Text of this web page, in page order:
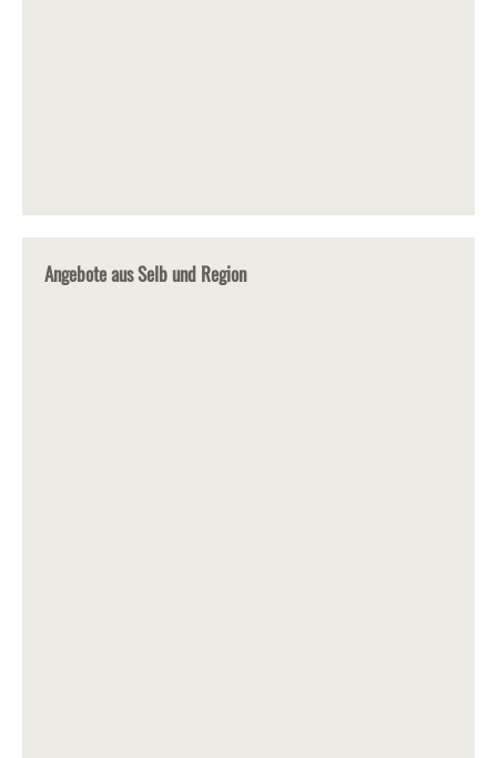
Angebote aus Selb und Region